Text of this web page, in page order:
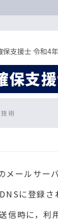
保支援士 令和4
保支
術
ールサー
に登録
時に，利